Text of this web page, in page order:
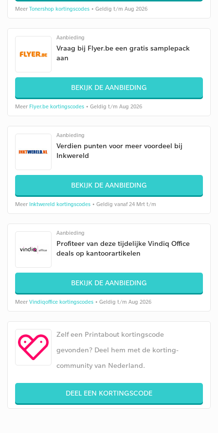
Meer Tonershop kortingscodes • Geldig t/m Aug 2026
Aanbieding
Vraag bij Flyer.be een gratis samplepack
aan
BEKIJK DE AANBIEDING
Meer Flyer.be kortingscodes • Geldig t/m Aug 2026
Aanbieding
Verdien punten voor meer voordeel bij
Inkwereld
BEKIJK DE AANBIEDING
Meer Inktwereld kortingscodes • Geldig vanaf 24 Mrt t/m
Aanbieding
Profiteer van deze tijdelijke Vindiq Office
deals op kantoorartikelen
BEKIJK DE AANBIEDING
Meer Vindiqoffice kortingscodes • Geldig t/m Aug 2026
Zelf een Printabout kortingscode
gevonden? Deel hem met de korting-
community van Nederland.
DEEL EEN KORTINGSCODE